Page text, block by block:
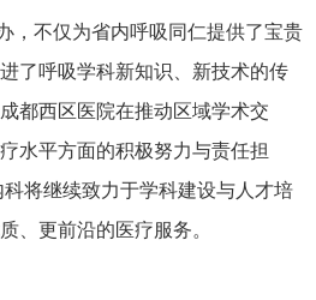
，不仅为省内呼吸同仁提供了宝贵
了呼吸学科新知识、新技术的传
都西区医院在推动区域学术交
水平方面的积极努力与责任担
将继续致力于学科建设与人才培
、更前沿的医疗服务。